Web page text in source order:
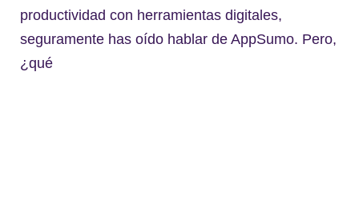
productividad con herramientas digitales,
seguramente has oído hablar de AppSumo. Pero,
¿qué